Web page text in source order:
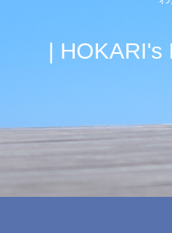
| HOKARI's